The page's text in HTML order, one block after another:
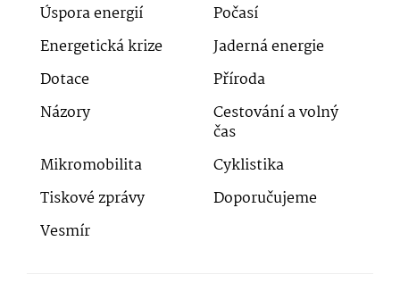
Úspora energií
Počasí
Energetická krize
Jaderná energie
Dotace
Příroda
Názory
Cestování a volný
čas
Mikromobilita
Cyklistika
Tiskové zprávy
Doporučujeme
Vesmír